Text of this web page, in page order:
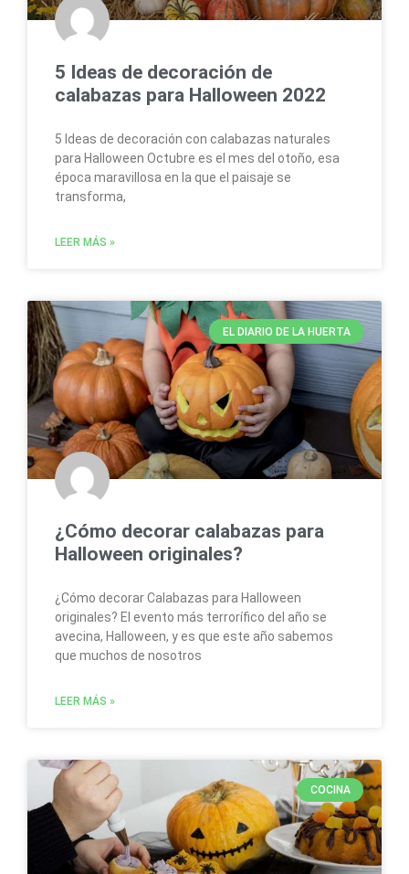
5 Ideas de decoración de
calabazas para Halloween 2022
5 Ideas de decoración con calabazas naturales
para Halloween Octubre es el mes del otoño, esa
época maravillosa en la que el paisaje se
transforma,
LEER MÁS »
EL DIARIO DE LA HUERTA
¿Cómo decorar calabazas para
Halloween originales?
¿Cómo decorar Calabazas para Halloween
originales? El evento más terrorífico del año se
avecina, Halloween, y es que este año sabemos
que muchos de nosotros
LEER MÁS »
COCINA